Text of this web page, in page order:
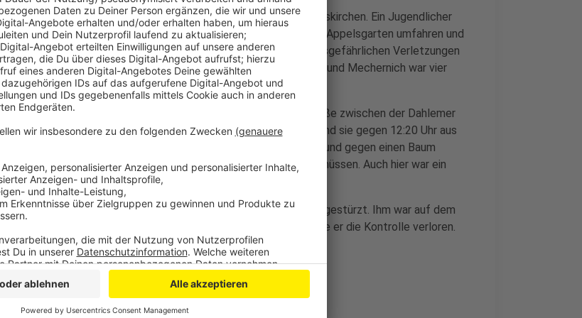
Angefangen hat es mit einem Unfall an einem Bahnübergang in Euskirchen. Ein Jugendlicher
hatte gegen 7:30 Uhr die geschlossenen Schranken in der Straße Appelsgarten umfahren und
wurde von einem Zug erfasst. Ein Hubschrauber hat ihn mit lebensgefährlichen Verletzungen
ins Krankenhaus geflogen. Die Bahnstrecke zwischen Weilerswist und Mechernich war vier
Stunden gesperrt.
Am Mittag ist ein Ehepaar aus Rheinland-Pfalz auf einer Landstraße zwischen der Dahlemer
Binz und Hellenthal-Neuhaus verunglückt. Nach Polizeiangaben sind sie gegen 12:20 Uhr aus
ungeklärten Gründen mit dem Auto von der Straße abgekommen und gegen einen Baum
gefahren. Die Feuerwehr hat die beiden aus ihrem Auto befreien müssen. Auch hier war ein
Rettungshubschrauber im Einsatz.
Und in Zülpich ist am Mittag um 12:40 Uhr noch ein Fahrradfahrer gestürzt. Ihm war auf dem
Frankengraben offenbar der Vorderreifen geplatzt. Daraufhin habe er die Kontrolle verloren.
Auch er kam ins Krankenhaus.